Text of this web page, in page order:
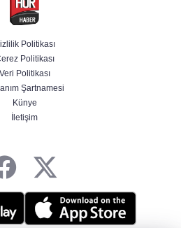
soruşturmasında MASAK para
inceledi
Kanunda şehitleri incitecek
yok
Politikası
Politikası
Veri Politikası
Şartnamesi
Künye
İletişim